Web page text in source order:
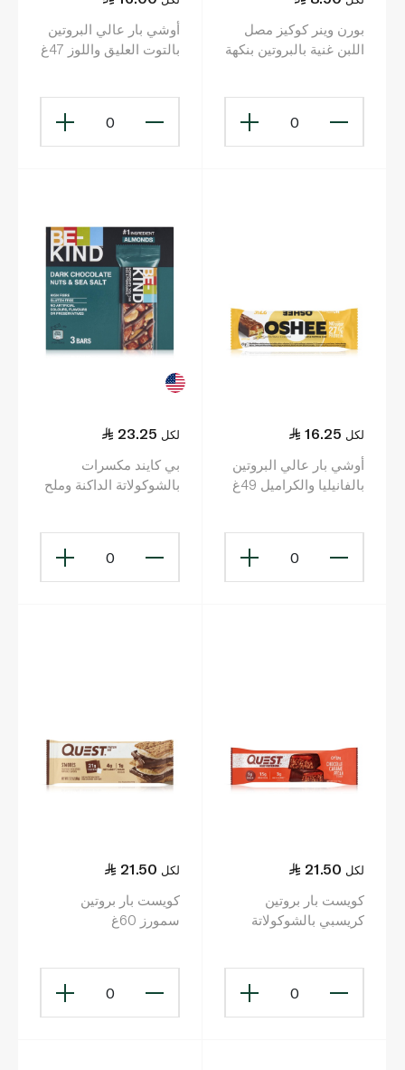
بورن وينر كوكيز مصل
اللبن غنية بالبروتين بنكهة
0
أوشي بار عالي البروتين
بالتوت العليق واللوز 47غ
0
16.25 لكل
أوشي بار عالي البروتين
بالفانيليا والكراميل 49غ
0
23.25 لكل
بي كايند مكسرات
بالشوكولاتة الداكنة وملح
0
21.50 لكل
كويست بار بروتين
كريسبي بالشوكولاتة
0
21.50 لكل
كويست بار بروتين
سمورز 60غ
0